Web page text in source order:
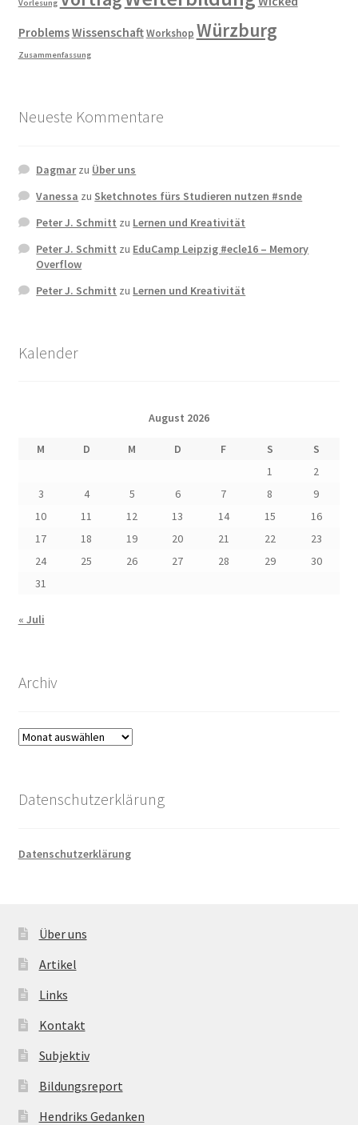
Vorlesung
ProblemsWissenschaftWorkshop Würzburg
Zusammenfassung
Neueste Kommentare
Dagmarzu Über uns
Vanessa zu Sketchnotes fürs Studieren nutzen #snde
Peter J. Schmitt zu Lernen und Kreativität
Peter J. Schmitt zu EduCamp Leipzig #ecle16 – Memory
Overflow
Peter J. Schmitt zu Lernen und Kreativität
Kalender
August 2026
M D M D F S
S
1
2
3
4 5 6 7 8
9
10
11 12 13 14 15
16
17
18 19 20 21 22
23
24
25 26 27 28 29
30
31
« Juli
Archiv
Archiv
Datenschutzerklärung
Datenschutzerklärung
Über uns
Artikel
Links
Kontakt
Subjektiv
Bildungsreport
Hendriks Gedanken